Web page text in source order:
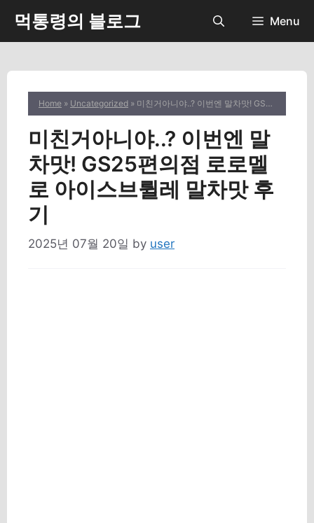
content
먹통령의 블로그 Menu
Home » Uncategorized » 미친거아니야..? 이번엔 말차맛! GS25편의점 로로멜로 아이스브륄레 말차맛 후기
미친거아니야..? 이번엔 말
차맛! GS25편의점 로로멜
로 아이스브륄레 말차맛 후
기
2025년 07월 20일 by user